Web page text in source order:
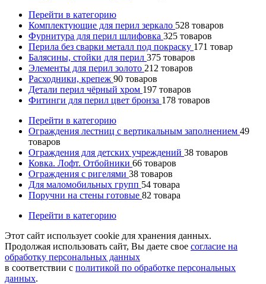
Перейти в категорию
Комплектующие для перил зеркало 528 товаров
Фурнитура для перил шлифовка 325 товаров
Перила без сварки металл под покраску 171 товар
Балясины, стойки для перил 375 товаров
Элементы для перил золото 212 товаров
Расходники, крепеж 90 товаров
Детали перил чёрный хром 197 товаров
Фитинги для перил цвет бронза 178 товаров
Перейти в категорию
Ограждения лестниц с вертикальным заполнением 49
товаров
Ограждения для детских учреждений 38 товаров
Ковка. Лофт. Отбойники 66 товаров
Ограждения с ригелями 38 товаров
Для маломобильных групп 54 товара
Поручни на стены готовые 82 товара
Перейти в категорию
Этот сайт использует cookie для хранения данных.
Продолжая использовать сайт, Вы даете свое согласие на
обработку персональных данных
в соответствии с политикой по обработке персональных
данных.